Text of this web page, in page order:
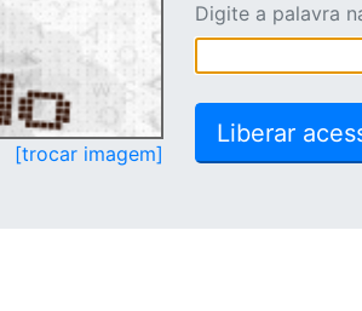
[trocar imagem]
Digite a palavra